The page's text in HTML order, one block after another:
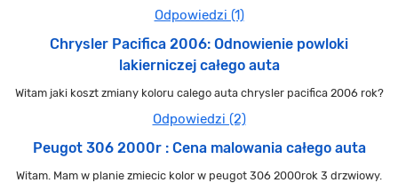
Odpowiedzi (1)
Chrysler Pacifica 2006: Odnowienie powloki
lakierniczej całego auta
Witam jaki koszt zmiany koloru calego auta chrysler pacifica 2006 rok?
Odpowiedzi (2)
Peugot 306 2000r : Cena malowania całego auta
Witam. Mam w planie zmiecic kolor w peugot 306 2000rok 3 drzwiowy.